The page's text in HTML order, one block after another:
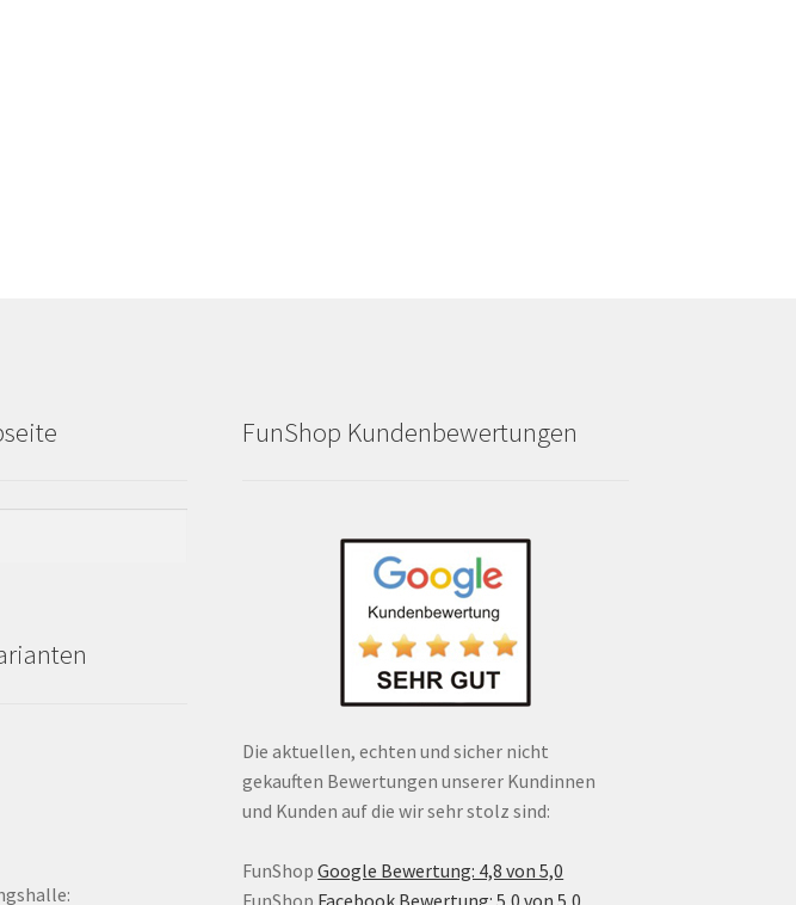
FunShop Kundenbewertungen
Die aktuellen, echten und sicher nicht
gekauften Bewertungen unserer Kundinnen
und Kunden auf die wir sehr stolz sind:
FunShop Google Bewertung: 4,8 von 5,0
FunShop Facebook Bewertung: 5,0 von 5,0